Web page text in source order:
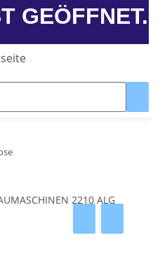
GEÖFFNET.